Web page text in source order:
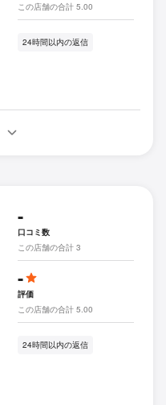
この店舗の合計 5.00
24時間以内の返信
-
口コミ数
この店舗の合計 3
-
評価
この店舗の合計 5.00
24時間以内の返信